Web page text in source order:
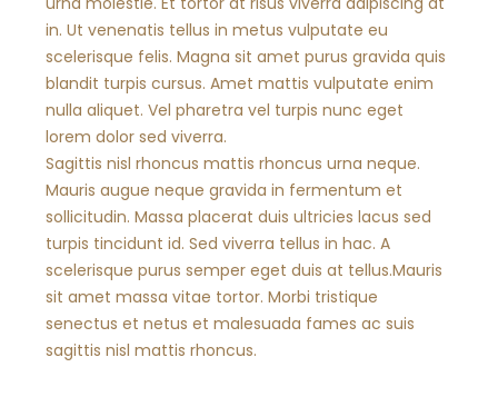
in. Ut venenatis tellus in metus vulputate eu
scelerisque felis. Magna sit amet purus gravida quis
blandit turpis cursus. Amet mattis vulputate enim
nulla aliquet. Vel pharetra vel turpis nunc eget
lorem dolor sed viverra.
Sagittis nisl rhoncus mattis rhoncus urna neque.
Mauris augue neque gravida in fermentum et
sollicitudin. Massa placerat duis ultricies lacus sed
turpis tincidunt id. Sed viverra tellus in hac. A
scelerisque purus semper eget duis at tellus.Mauris
sit amet massa vitae tortor. Morbi tristique
senectus et netus et malesuada fames ac suis
sagittis nisl mattis rhoncus.